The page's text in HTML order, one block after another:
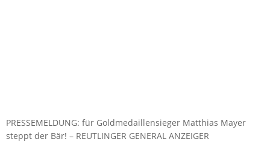
PRESSEMELDUNG: für Goldmedaillensieger Matthias Mayer
steppt der Bär! – REUTLINGER GENERAL ANZEIGER